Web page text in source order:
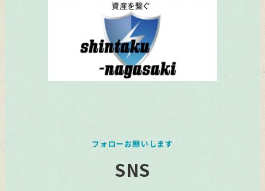
フォローお願いします
SNS